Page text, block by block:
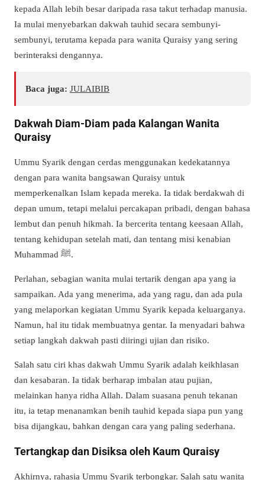
kepada Allah lebih besar daripada rasa takut terhadap manusia.
Ia mulai menyebarkan dakwah tauhid secara sembunyi-
sembunyi, terutama kepada para wanita Quraisy yang sering
berinteraksi dengannya.
Baca juga: JULAIBIB
Dakwah Diam-Diam pada Kalangan Wanita
Quraisy
Ummu Syarik dengan cerdas menggunakan kedekatannya
dengan para wanita bangsawan Quraisy untuk
memperkenalkan Islam kepada mereka. Ia tidak berdakwah di
depan umum, tetapi melalui percakapan pribadi, dengan bahasa
lembut dan penuh hikmah. Ia bercerita tentang keesaan Allah,
tentang kehidupan setelah mati, dan tentang misi kenabian
Muhammad ﷺ.
Perlahan, sebagian wanita mulai tertarik dengan apa yang ia
sampaikan. Ada yang menerima, ada yang ragu, dan ada pula
yang melaporkan kegiatan Ummu Syarik kepada keluarganya.
Namun, hal itu tidak membuatnya gentar. Ia menyadari bahwa
setiap langkah dakwah pasti diiringi ujian dan risiko.
Salah satu ciri khas dakwah Ummu Syarik adalah keikhlasan
dan kesabaran. Ia tidak berharap imbalan atau pujian,
melainkan hanya ridha Allah. Dalam suasana penuh tekanan
itu, ia tetap menanamkan benih tauhid kepada siapa pun yang
bisa dijangkau, bahkan dengan cara yang paling sederhana.
Tertangkap dan Disiksa oleh Kaum Quraisy
Akhirnya, rahasia Ummu Syarik terbongkar. Salah satu wanita